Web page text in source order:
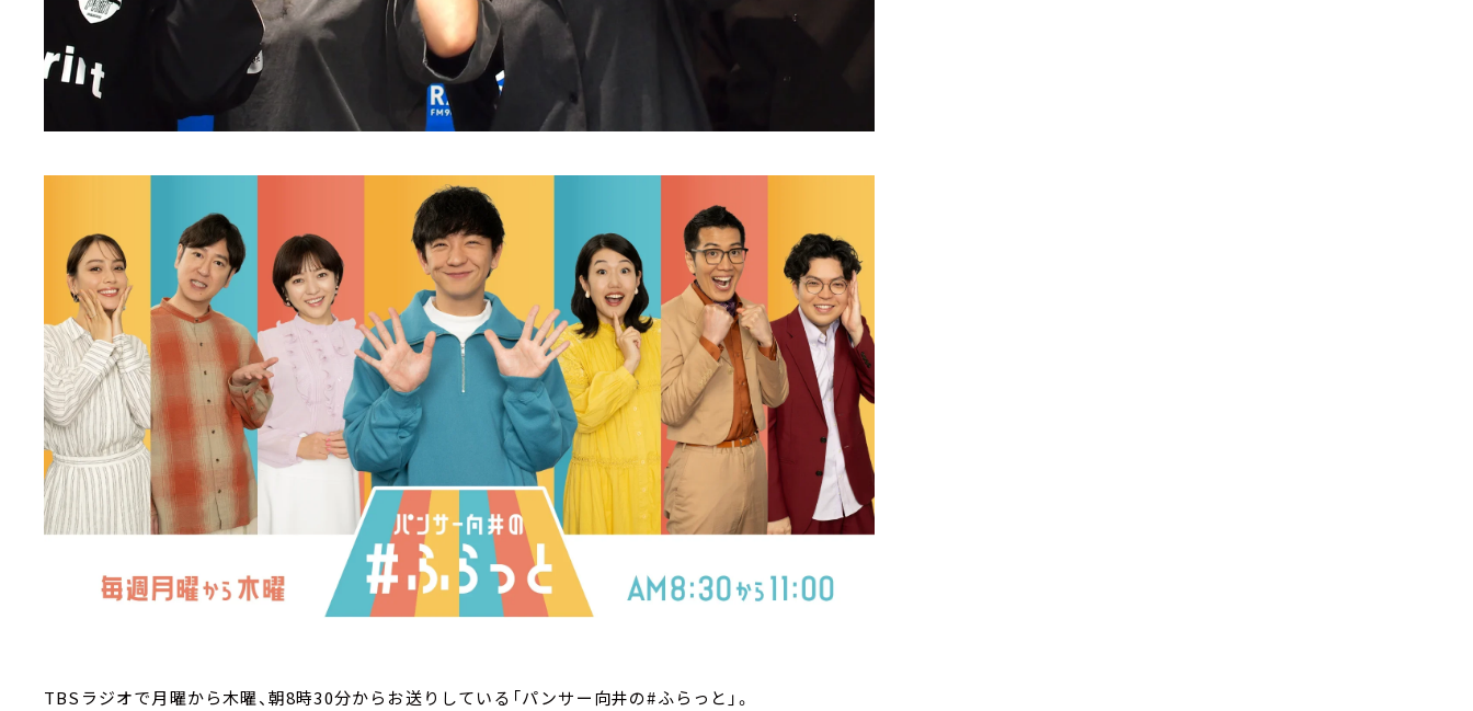
TBSラジオで月曜から木曜、朝8時30分からお送りしている「パンサー向井の#ふらっと」。